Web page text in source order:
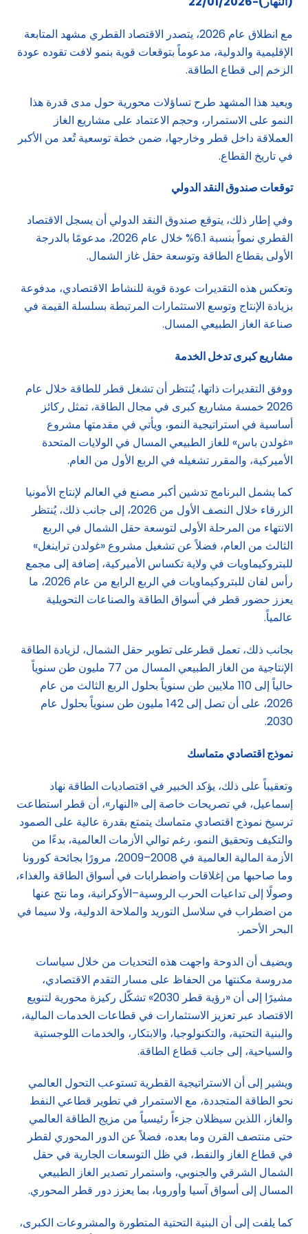
مع انطلاق عام 2026، يتصدر الاقتصاد القطري مشهد المتابعة
الإقليمية والدولية، مدعوماً بتوقعات قوية بنمو لافت تقوده عودة
الزخم إلى قطاع الطاقة.
ويعيد هذا المشهد طرح تساؤلات محورية حول مدى قدرة هذا
النمو على الاستمرار، وحجم الاعتماد على مشاريع الغاز
العملاقة داخل قطر وخارجها، ضمن خطة توسعية تُعد من الأكبر
في تاريخ القطاع.
توقعات صندوق النقد الدولي
وفي إطار ذلك، يتوقع صندوق النقد الدولي أن يسجل الاقتصاد
القطري نمواً بنسبة 6.1% خلال عام 2026، مدعومًا بالدرجة
الأولى بقطاع الطاقة وتوسعة حقل غاز الشمال.
وتعكس هذه التقديرات عودة قوية للنشاط الاقتصادي، مدفوعة
بزيادة الإنتاج وتوسع الاستثمارات المرتبطة بسلسلة القيمة في
صناعة الغاز الطبيعي المسال.
مشاريع كبرى تدخل الخدمة
ووفق التقديرات ذاتها، يُنتظر أن تشغل قطر للطاقة خلال عام
2026 خمسة مشاريع كبرى في مجال الطاقة، تمثل ركائز
أساسية في استراتيجية النمو، ويأتي في مقدمتها مشروع
«غولدن باس» للغاز الطبيعي المسال في الولايات المتحدة
الأميركية، والمقرر تشغيله في الربع الأول من العام.
كما يشمل البرنامج تدشين أكبر مصنع في العالم لإنتاج الأمونيا
الزرقاء خلال النصف الأول من 2026، إلى جانب ذلك، يُنتظر
الانتهاء من المرحلة الأولى لتوسعة حقل الشمال في الربع
الثالث من العام، فضلاً عن تشغيل مشروع «غولدن تراينغل»
للبتروكيماويات في ولاية تكساس الأميركية، إضافة إلى مجمع
رأس لفان للبتروكيماويات في الربع الرابع من عام 2026، ما
يعزز حضور قطر في أسواق الطاقة والصناعات التحويلية
عالمياً.
بجانب ذلك، تعمل قطرعلى تطوير حقل الشمال، لزيادة الطاقة
الإنتاجية من الغاز الطبيعي المسال من 77 مليون طن سنوياً
حالياً إلى 110 ملايين طن سنوياً بحلول الربع الثالث من عام
2026، على أن تصل إلى 142 مليون طن سنوياً بحلول عام
2030.
نموذج اقتصادي متماسك
وتعقيباً على ذلك، يؤكد الخبير في اقتصاديات الطاقة نهاد
إسماعيل، في تصريحات خاصة إلى «النهار»، أن قطر استطاعت
ترسيخ نموذج اقتصادي متماسك يتمتع بقدرة عالية على الصمود
والتكيف وتحقيق النمو، رغم توالي الأزمات العالمية، بدءًا من
الأزمة المالية العالمية في 2008–2009، مرورًا بجائحة كورونا
وما صاحبها من إغلاقات واضطرابات في أسواق الطاقة والغذاء،
وصولًا إلى تداعيات الحرب الروسية–الأوكرانية، وما نتج عنها
من اضطراب في سلاسل التوريد والملاحة الدولية، ولا سيما في
البحر الأحمر.
ويضيف أن الدوحة واجهت هذه التحديات من خلال سياسات
مدروسة مكنتها من الحفاظ على مسار التقدم الاقتصادي،
مشيرًا إلى أن «رؤية قطر 2030» تشكّل ركيزة محورية لتنويع
الاقتصاد عبر تعزيز الاستثمارات في قطاعات الخدمات المالية،
والبنية التحتية، والتكنولوجيا، والابتكار، والخدمات اللوجستية
والسياحية، إلى جانب قطاع الطاقة.
ويشير إلى أن الاستراتيجية القطرية تستوعب التحول العالمي
نحو الطاقة المتجددة، مع الاستمرار في تطوير قطاعي النفط
والغاز، اللذين سيظلان جزءاً رئيسياً من مزيج الطاقة العالمي
حتى منتصف القرن وما بعده، فضلاً عن الدور المحوري لقطر
في قطاع الغاز والنفط، في ظل التوسعات الجارية في حقل
الشمال الشرقي والجنوبي، واستمرار تصدير الغاز الطبيعي
المسال إلى أسواق آسيا وأوروبا، بما يعزز دور قطر المحوري.
كما يلفت إلى أن البنية التحتية المتطورة والمشروعات الكبرى،